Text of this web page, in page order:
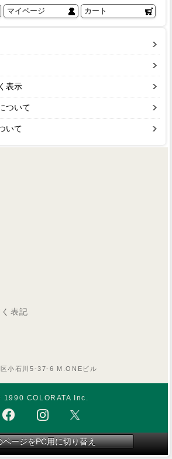
マイページ カート
表示
ついて
いて
表記
小石川5-37-6 M.ONEビル
1990 COLORATA Inc.
ページをPC用に切り替え